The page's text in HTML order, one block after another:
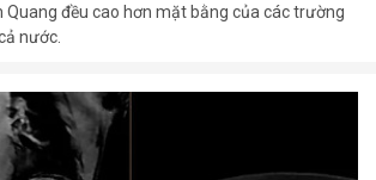
Quang đều cao hơn mặt bằng của các trường
nước.